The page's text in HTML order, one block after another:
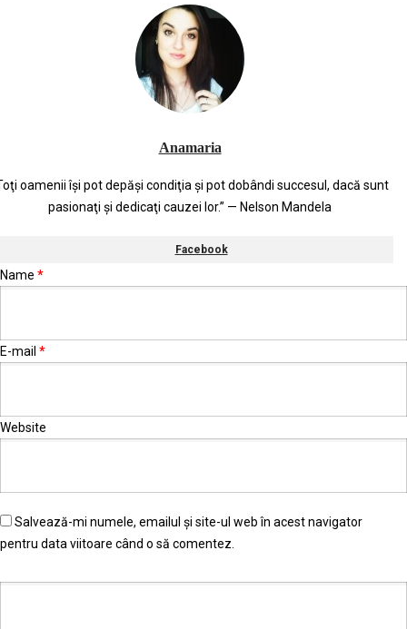
Anamaria
oamenii îşi pot depăşi condiţia şi pot dobândi succesul, dacă sunt
pasionaţi şi dedicaţi cauzei lor.” — Nelson Mandela
Facebook
Name *
E-mail *
Website
Salvează-mi numele, emailul și site-ul web în acest navigator
pentru data viitoare când o să comentez.